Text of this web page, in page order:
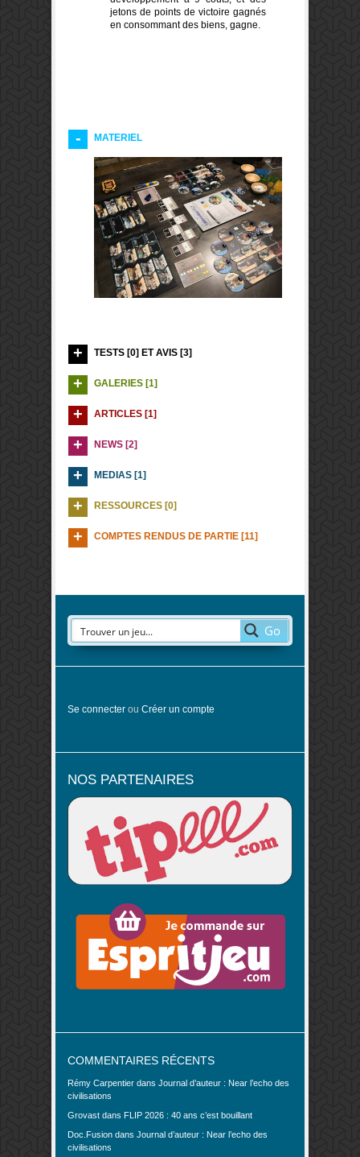
jetons de points de victoire gagnés
en consommant des biens, gagne.
MATERIEL
TESTS [0] ET AVIS [3]
GALERIES [1]
ARTICLES [1]
NEWS [2]
MEDIAS [1]
RESSOURCES [0]
COMPTES RENDUS DE PARTIE [11]
Go
Se connecter ou Créer un compte
NOS PARTENAIRES
COMMENTAIRES RÉCENTS
Rémy Carpentier dans Journal d’auteur : Near l’echo des
civilisations
Grovast dans FLIP 2026 : 40 ans c’est bouillant
Doc.Fusion dans Journal d’auteur : Near l’echo des
civilisations